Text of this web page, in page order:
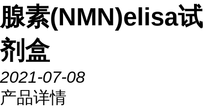
腺素(NMN)elisa试
剂盒
2021-07-08
产品详情